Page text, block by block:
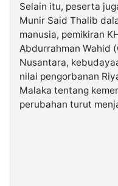
Selain itu, peserta
Munir Said Thalib
manusia, pemikiran
Abdurrahman Wahid
Nusantara,
nilai pengorbanan
Malaka tentang
perubahan turut